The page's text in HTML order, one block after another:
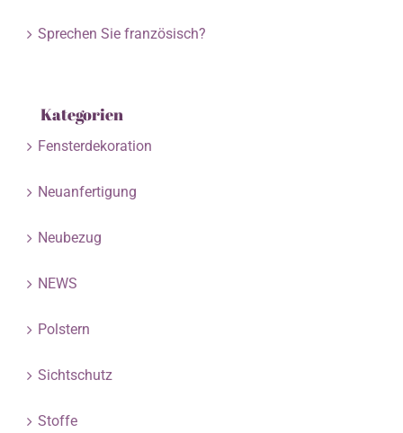
Sprechen Sie französisch?
Kategorien
Fensterdekoration
Neuanfertigung
Neubezug
NEWS
Polstern
Sichtschutz
Stoffe